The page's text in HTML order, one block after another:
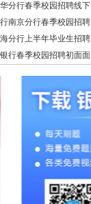
分行春季校园招聘线下
南京分行春季校园招聘
分行上半年毕业生招聘
行春季校园招聘初面面